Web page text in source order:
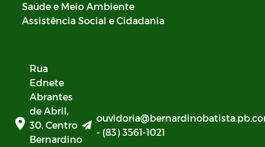
Saúde e Meio Ambiente
Assistência Social e Cidadania
Rua
Ednete
Abrantes
de Abril,
30, Centro
Bernardino
- (83) 3561-1021